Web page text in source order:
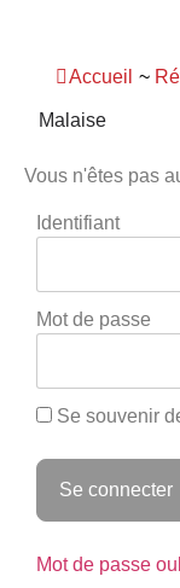
Accueil ~
Malaise
Vous n'êtes pas
Identifiant
Mot de passe
Se souvenir
Mot de passe